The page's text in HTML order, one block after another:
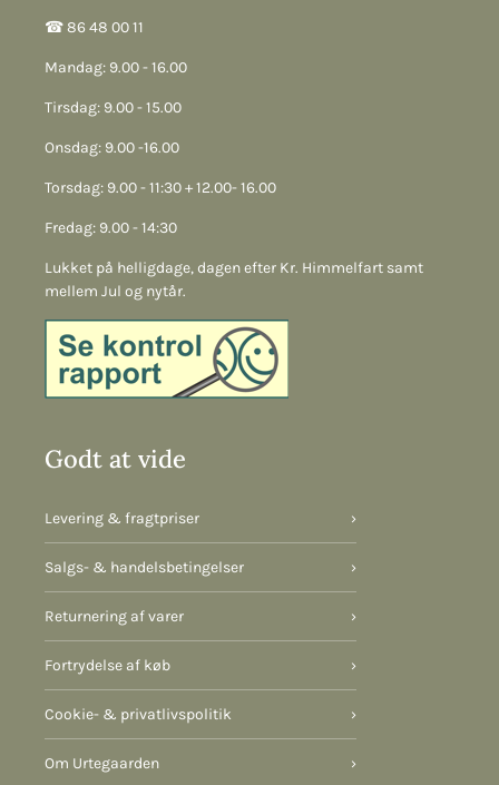
☎︎ 86 48 00 11
Mandag: 9.00 - 16.00
Tirsdag: 9.00 - 15.00
Onsdag: 9.00 -16.00
Torsdag: 9.00 - 11:30 + 12.00- 16.00
Fredag: 9.00 - 14:30
Lukket på helligdage, dagen efter Kr. Himmelfart samt
mellem Jul og nytår.
Godt at vide
Levering & fragtpriser ›
Salgs- & handelsbetingelser ›
Returnering af varer ›
Fortrydelse af køb ›
Cookie- & privatlivspolitik ›
Om Urtegaarden ›